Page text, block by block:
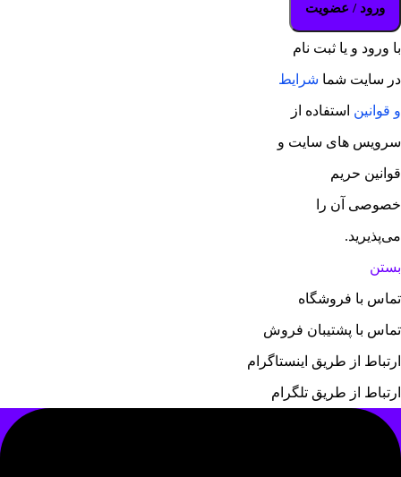
ورود / عضویت
با ورود و یا ثبت نام
در سایت شما شرایط
و قوانین استفاده از
سرویس های سایت و
قوانین حریم
خصوصی آن را
می‌پذیرید.
بستن
تماس با فروشگاه
تماس با پشتیبان فروش
ارتباط از طریق اینستاگرام
ارتباط از طریق تلگرام